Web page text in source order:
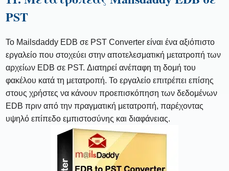
PST
Το Mailsdaddy EDB σε PST Converter είναι ένα αξιόπιστο
εργαλείο που στοχεύει στην αποτελεσματική μετατροπή των
αρχείων EDB σε PST. Διατηρεί ανέπαφη τη δομή του
φακέλου κατά τη μετατροπή. Το εργαλείο επιτρέπει επίσης
στους χρήστες να κάνουν προεπισκόπηση των δεδομένων
EDB πριν από την πραγματική μετατροπή, παρέχοντας
υψηλό επίπεδο εμπιστοσύνης και διαφάνειας.